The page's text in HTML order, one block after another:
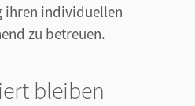
ihren individuellen
zu betreuen.
bleiben